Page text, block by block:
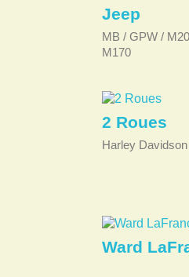
Jeep
MB / GPW /
M170
2 Roues
Harley
Ward